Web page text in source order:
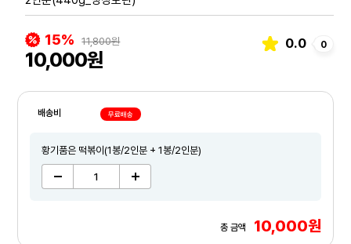
15% 11,800원
10,000원
0.0 0
배송비 무료배송
황기품은 떡볶이(1봉/2인분 + 1봉/2인분)
총 금액 10,000원